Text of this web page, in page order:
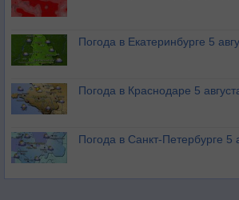
Погода в Екатеринбурге 5
Погода в Краснодаре 5
Погода в Санкт-Петербурге 5